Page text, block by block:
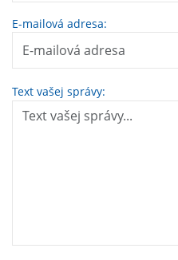
E-mailová adresa:
Text vašej správy: